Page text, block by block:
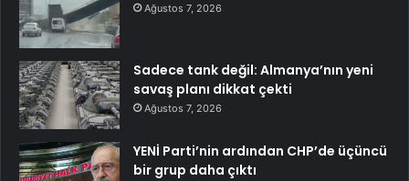
Ağustos 7, 2026
Sadece tank değil: Almanya’nın yeni
savaş planı dikkat çekti
Ağustos 7, 2026
YENİ Parti’nin ardından CHP’de üçüncü
bir grup daha çıktı